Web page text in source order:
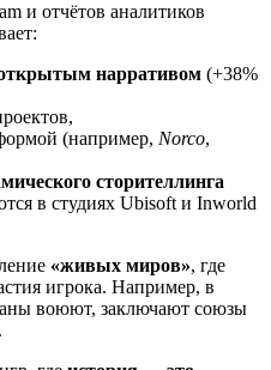
и отчётов аналитиков
нарративом (+38%
(например, Norco,
сторителлинга
в студиях Ubisoft и Inworld
«живых миров», где
игрока. Например, в
воюют, заключают союзы